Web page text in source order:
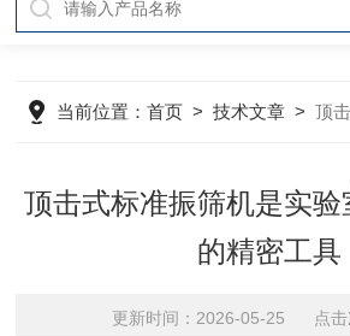
当前位置：首页 >技术文章 >顶击式标
顶击式标准振筛机是实验
的精密工具
更新时间：2026-05-25 点击